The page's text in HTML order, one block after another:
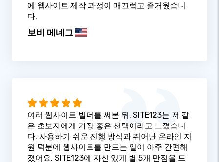
에 웹사이트 제작 과정이 매끄럽고 즐거웠습니
다.
보비 메네그
여러 웹사이트 빌더를 써본 뒤, SITE123는 저 같
은 초보자에게 가장 좋은 선택이라고 느꼈습니
다. 사용하기 쉬운 진행 방식과 뛰어난 온라인 지
원 덕분에 웹사이트를 만드는 일이 아주 간편해
졌어요. SITE123에 자신 있게 별 5개 만점을 드